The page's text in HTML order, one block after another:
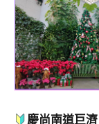
慶尚南道巨